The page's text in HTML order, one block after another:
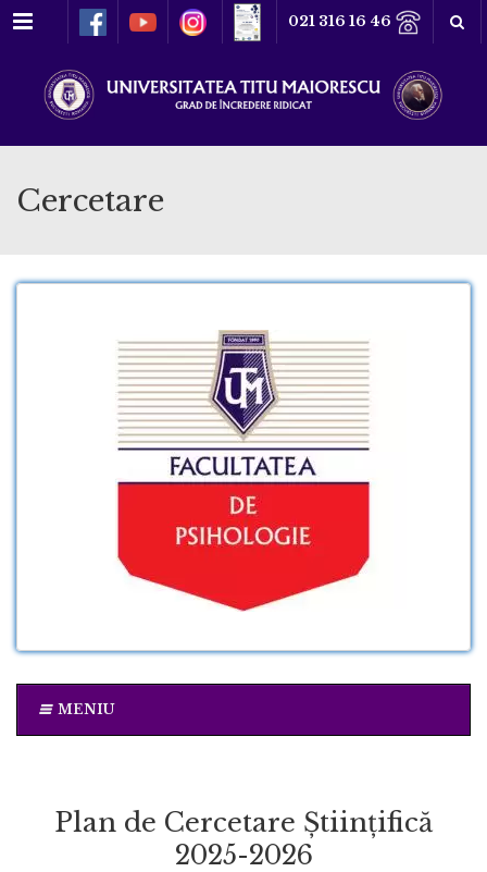
Meniu 021 316 16 46
Cercetare
MENIU
Plan de Cercetare Științifică
2025-2026